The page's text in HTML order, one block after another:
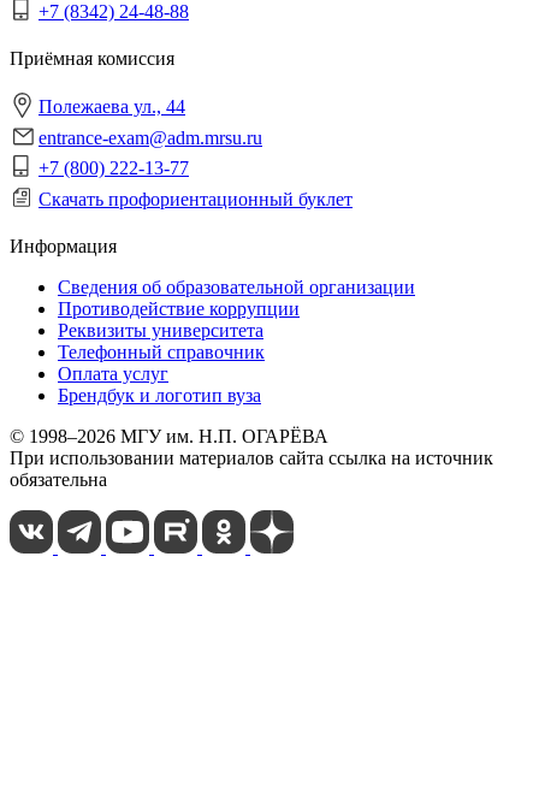
+7 (8342) 24-48-88
Приёмная комиссия
Полежаева ул., 44
entrance-exam@adm.mrsu.ru
+7 (800) 222-13-77
Скачать профориентационный буклет
Информация
Сведения об образовательной организации
Противодействие коррупции
Реквизиты университета
Телефонный справочник
Оплата услуг
Брендбук и логотип вуза
© 1998–2026 МГУ им. Н.П. ОГАРЁВА
При использовании материалов сайта ссылка на источник
обязательна